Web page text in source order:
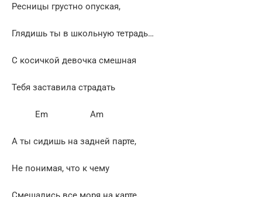
Ресницы грустно опуская,
Глядишь ты в школьную тетрадь…
С косичкой девочка смешная
Тебя заставила страдать
Em Am
А ты сидишь на задней парте,
Не понимая, что к чему